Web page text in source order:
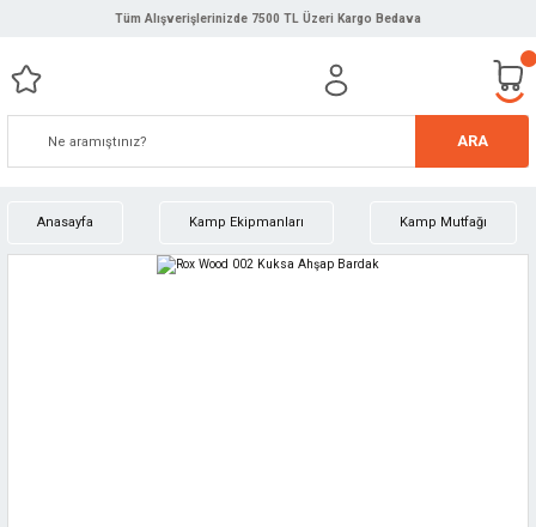
Tüm Alışverişlerinizde 7500 TL Üzeri Kargo Bedava
ARA
Anasayfa Kamp Ekipmanları Kamp Mutfağı